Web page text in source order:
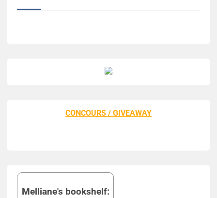
CONCOURS / GIVEAWAY
Melliane's bookshelf: